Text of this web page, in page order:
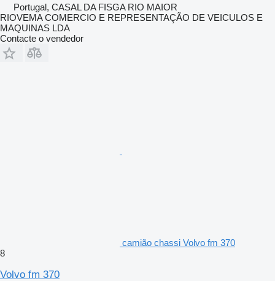
Portugal, CASAL DA FISGA RIO MAIOR
RIOVEMA COMERCIO E REPRESENTAÇÃO DE VEICULOS E
MAQUINAS LDA
Contacte o vendedor
camião chassi Volvo fm 370
8
Volvo fm 370